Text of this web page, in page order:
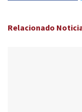
Relacionado